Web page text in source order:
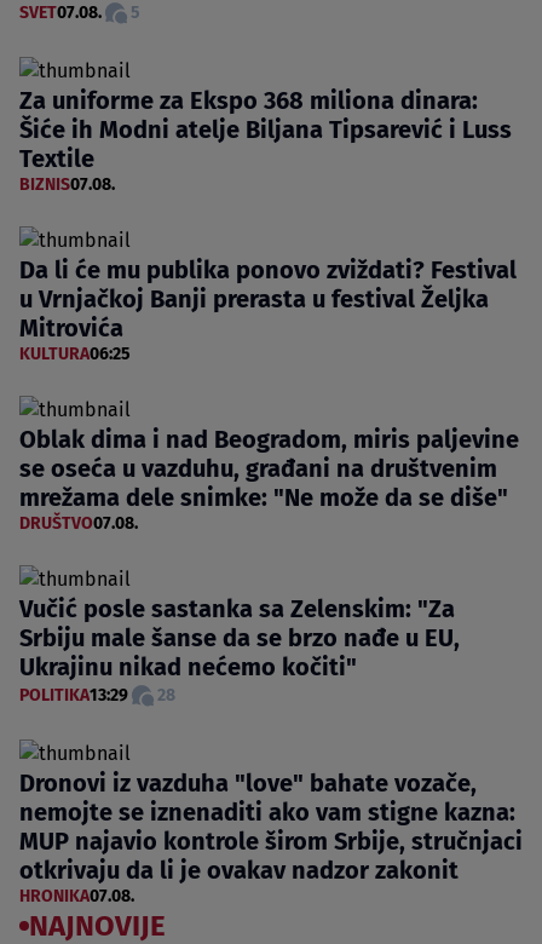
SVET07.08. 5
Za uniforme za Ekspo 368 miliona dinara:
Šiće ih Modni atelje Biljana Tipsarević i Luss
Textile
BIZNIS07.08.
Da li će mu publika ponovo zviždati? Festival
u Vrnjačkoj Banji prerasta u festival Željka
Mitrovića
KULTURA06:25
Oblak dima i nad Beogradom, miris paljevine
se oseća u vazduhu, građani na društvenim
mrežama dele snimke: "Ne može da se diše"
DRUŠTVO07.08.
Vučić posle sastanka sa Zelenskim: "Za
Srbiju male šanse da se brzo nađe u EU,
Ukrajinu nikad nećemo kočiti"
POLITIKA13:29 28
Dronovi iz vazduha "love" bahate vozače,
nemojte se iznenaditi ako vam stigne kazna:
MUP najavio kontrole širom Srbije, stručnjaci
otkrivaju da li je ovakav nadzor zakonit
HRONIKA07.08.
NAJNOVIJE